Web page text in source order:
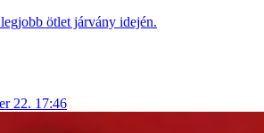
ötlet járvány idején.
22. 17:46